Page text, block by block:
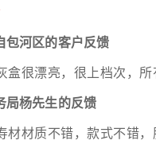
包河区的客户反馈
盒很漂亮，很上档次，
局杨先生的反馈
材材质不错，款式不错